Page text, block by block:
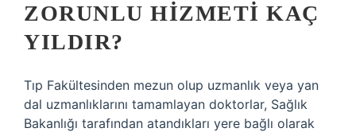
ZORUNLU HIZMETI KAÇ
YILDIR?
Tıp Fakültesinden mezun olup uzmanlık veya yan
dal uzmanlıklarını tamamlayan doktorlar, Sağlık
Bakanlığı tarafından atandıkları yere bağlı olarak